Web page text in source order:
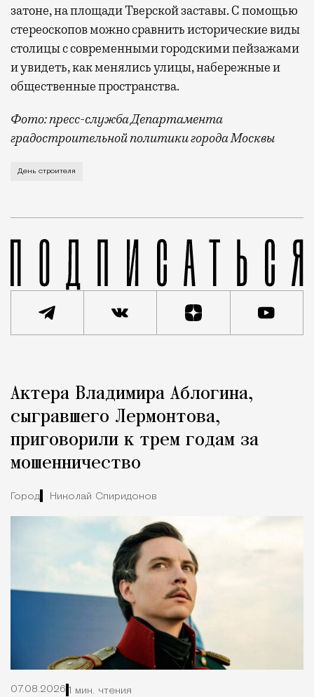
затоне, на площади Тверской заставы. С помощью
стереоскопов можно сравнить исторические виды
столицы с современными городскими пейзажами
и увидеть, как менялись улицы, набережные и
общественные пространства.
Фото: пресс-служба Департамента
градостроительной политики города Москвы
В этом году профессиональный праздник День
День строителя
Город
Актера Владимира Аблогина,
сыгравшего Лермонтова,
приговорили к трем годам за
мошенничество
Город Николай Спиридонов
07.08.2026 1 мин. чтения